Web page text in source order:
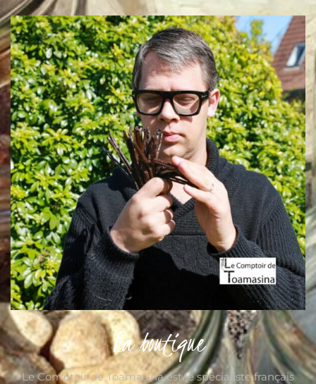
La boutique
Le Comptoir de Toamasina est le spécialiste français